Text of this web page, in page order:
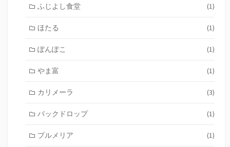
ふじよし食堂 (1)
ほたる (1)
ぽんぽこ (1)
やま富 (1)
カリメーラ (3)
バックドロップ (1)
プルメリア (1)